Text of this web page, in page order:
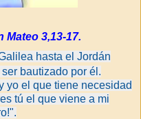
Mateo 3,13-17.
hasta el Jordán
bautizado por él.
yo el que tiene necesidad
tú el que viene a mi